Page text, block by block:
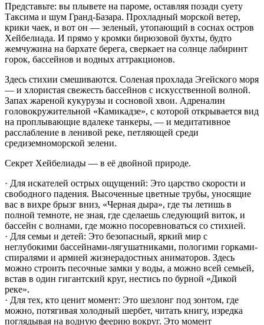
Представьте: вы плывете на пароме, оставляя позади суету
Таксима и шум Гранд-Базара. Прохладный морской ветер,
крики чаек, и вот он — зеленый, утопающий в соснах остров
Хейбелиада. И прямо у кромки бирюзовой бухты, будто
жемчужина на бархате берега, сверкает на солнце лабиринт
горок, бассейнов и водных аттракционов.
Здесь стихии смешиваются. Соленая прохлада Эгейского моря
— и хлористая свежесть бассейнов с искусственной волной.
Запах жареной кукурузы и сосновой хвои. Адреналин
головокружительной «Камикадзе», с которой открывается вид
на проплывающие вдалеке танкеры, — и медитативное
расслабление в ленивой реке, петляющей среди
средиземноморской зелени.
Секрет Хейбелиады — в её двойной природе.
· Для искателей острых ощущений: Это царство скорости и
свободного падения. Высоченные цветные трубы, уносящие
вас в вихре брызг вниз, «Черная дыра», где ты летишь в
полной темноте, не зная, где сделаешь следующий виток, и
бассейн с волнами, где можно посоревноваться со стихией.
· Для семьи и детей: Это безопасный, яркий мир с
неглубокими бассейнами-лягушатниками, пологими горками-
спиралями и армией жизнерадостных аниматоров. Здесь
можно строить песочные замки у воды, а можно всей семьей,
встав в один гигантский круг, нестись по бурной «Дикой
реке».
· Для тех, кто ценит момент: Это шезлонг под зонтом, где
можно, потягивая холодный шербет, читать книгу, изредка
поглядывая на водную феерию вокруг. Это момент